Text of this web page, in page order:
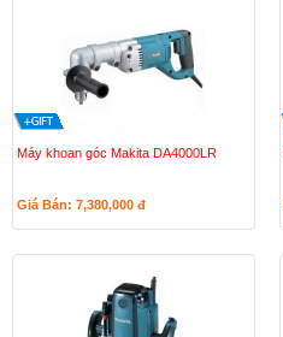
Máy khoan góc Makita DA4000LR
Giá Bán: 7,380,000 đ